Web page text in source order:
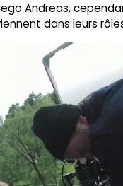
Andreas,
dans leurs